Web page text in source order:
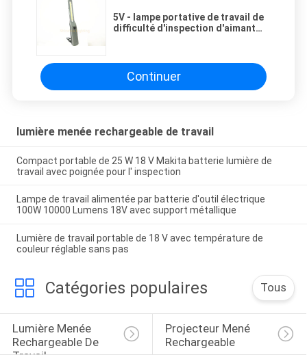
5V - lampe portative de travail de
difficulté d'inspection d'aimant
Continuer
lumière menée rechargeable de travail
Compact portable de 25 W 18 V Makita batterie lumière de
travail avec poignée pour l' inspection
Lampe de travail alimentée par batterie d'outil électrique
100W 10000 Lumens 18V avec support métallique
Lumière de travail portable de 18 V avec température de
couleur réglable sans pas
Catégories populaires Tous
Lumière Menée
Rechargeable De
Projecteur Mené
Rechargeable